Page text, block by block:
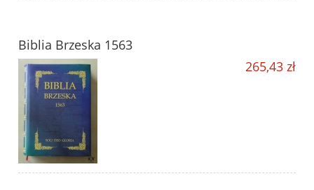
Biblia Brzeska 1563
265,43 zł